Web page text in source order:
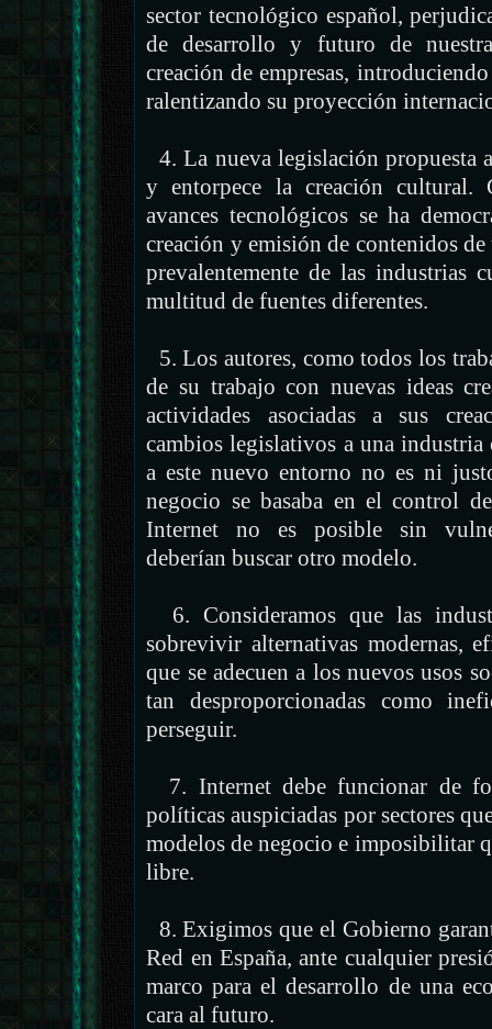
sector tecnológico español,
de desarrollo y futuro de
creación de empresas,
ralentizando su proyección
4. La nueva legislación propuesta
y entorpece la creación cultural.
avances tecnológicos se ha
creación y emisión de contenidos
prevalentemente de las industrias
multitud de fuentes diferentes.
5. Los autores, como todos los
de su trabajo con nuevas ideas
actividades asociadas a sus
cambios legislativos a una industria
a este nuevo entorno no es ni
negocio se basaba en el control
Internet no es posible sin
deberían buscar otro modelo.
6. Consideramos que las
sobrevivir alternativas modernas,
que se adecuen a los nuevos usos
tan desproporcionadas como
perseguir.
7. Internet debe funcionar de
políticas auspiciadas por sectores
modelos de negocio e imposibilitar
libre.
8. Exigimos que el Gobierno
Red en España, ante cualquier
marco para el desarrollo de una
cara al futuro.